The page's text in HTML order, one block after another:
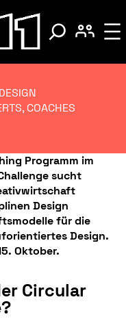
COACHES
Programm im
sucht
Design
für die
Design.
Oktober.
Circular